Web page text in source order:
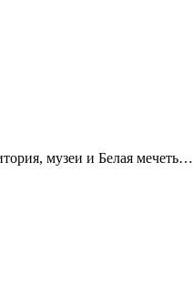
музеи и Белая мечеть…